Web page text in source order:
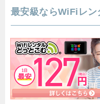
最安級ならWiFiレン